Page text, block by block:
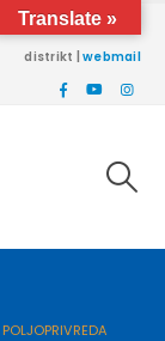
univerziteta Brčko
distrikt |webmail
POLJOPRIVREDA
Translate »